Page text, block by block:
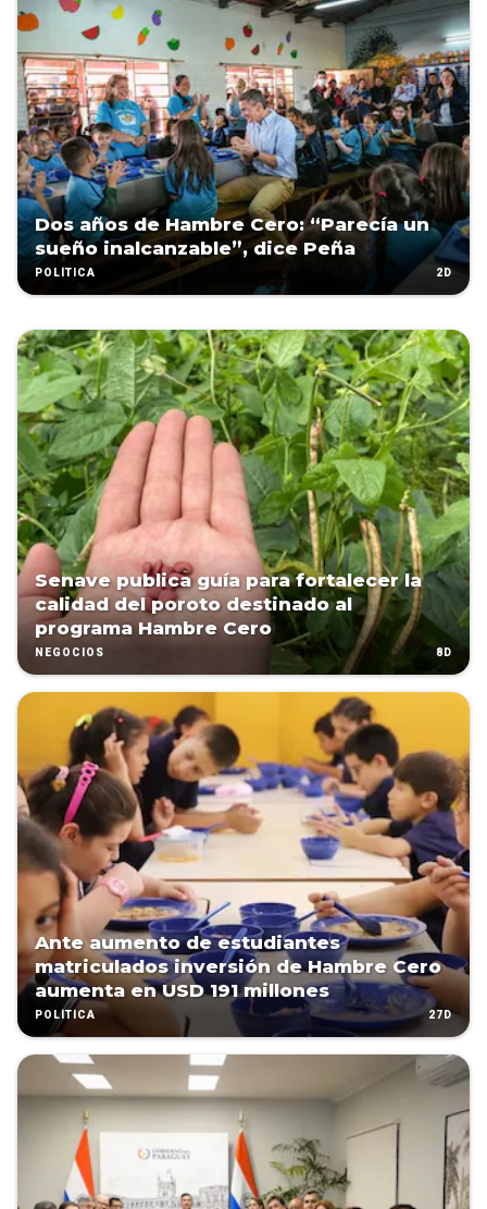
Dos años de Hambre Cero: “Parecía un
sueño inalcanzable”, dice Peña
POLÍTICA 2D
Senave publica guía para fortalecer la
calidad del poroto destinado al
programa Hambre Cero
NEGOCIOS 8D
Ante aumento de estudiantes
matriculados inversión de Hambre Cero
aumenta en USD 191 millones
POLÍTICA 27D